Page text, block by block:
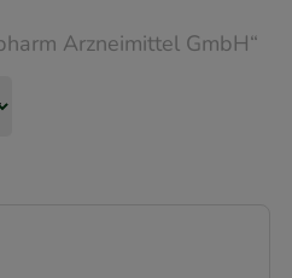
Arzneimittel GmbH“